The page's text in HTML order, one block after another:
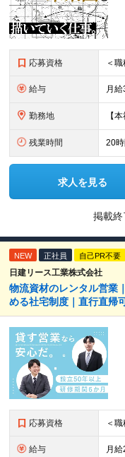
応募資格
給与
勤務地
残業時間 20
求人を見る
掲載終
NEW 正社員 自己PR不要
日建リース工業株式会社
物流資材のレンタル営業
める社宅制度｜直行直帰
応募資格
給与